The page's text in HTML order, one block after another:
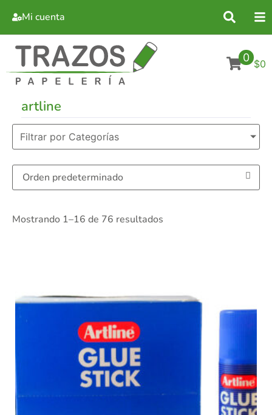
Mi cuenta
0 $0
artline
Filtrar por Categorías
Mostrando 1–16 de 76 resultados